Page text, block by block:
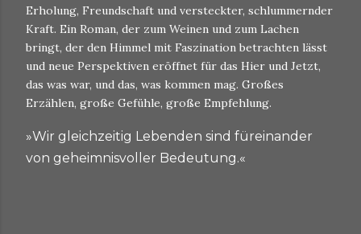
Erholung, Freundschaft und versteckter, schlummernder
Kraft. Ein Roman, der zum Weinen und zum Lachen
bringt, der den Himmel mit Faszination betrachten lässt
und neue Perspektiven eröffnet für das Hier und Jetzt,
das was war, und das, was kommen mag. Großes
Erzählen, große Gefühle, große Empfehlung.
»Wir gleichzeitig Lebenden sind füreinander
von geheimnisvoller Bedeutung.«